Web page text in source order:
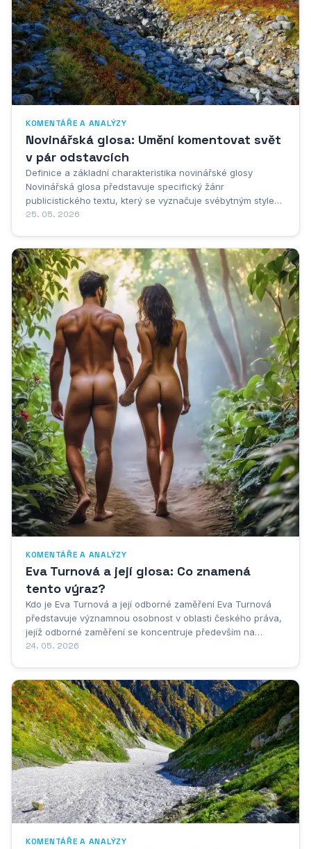
KOMENTÁŘE A ANALÝZY
Novinářská glosa: Umění komentovat svět
v pár odstavcích
Definice a základní charakteristika novinářské glosy
Novinářská glosa představuje specifický žánr
publicistického textu, který se vyznačuje svébytným stylem
vyjadření a charakteristickým přístupem k zpracování
25. 05. 2026
KOMENTÁŘE A ANALÝZY
Eva Turnová a její glosa: Co znamená
tento výraz?
Kdo je Eva Turnová a její odborné zaměření Eva Turnová
představuje významnou osobnost v oblasti českého práva,
jejíž odborné zaměření se koncentruje především na
pracovní právo a sociální zabezpečení. Její dlouholetá
24. 05. 2026
KOMENTÁŘE A ANALÝZY